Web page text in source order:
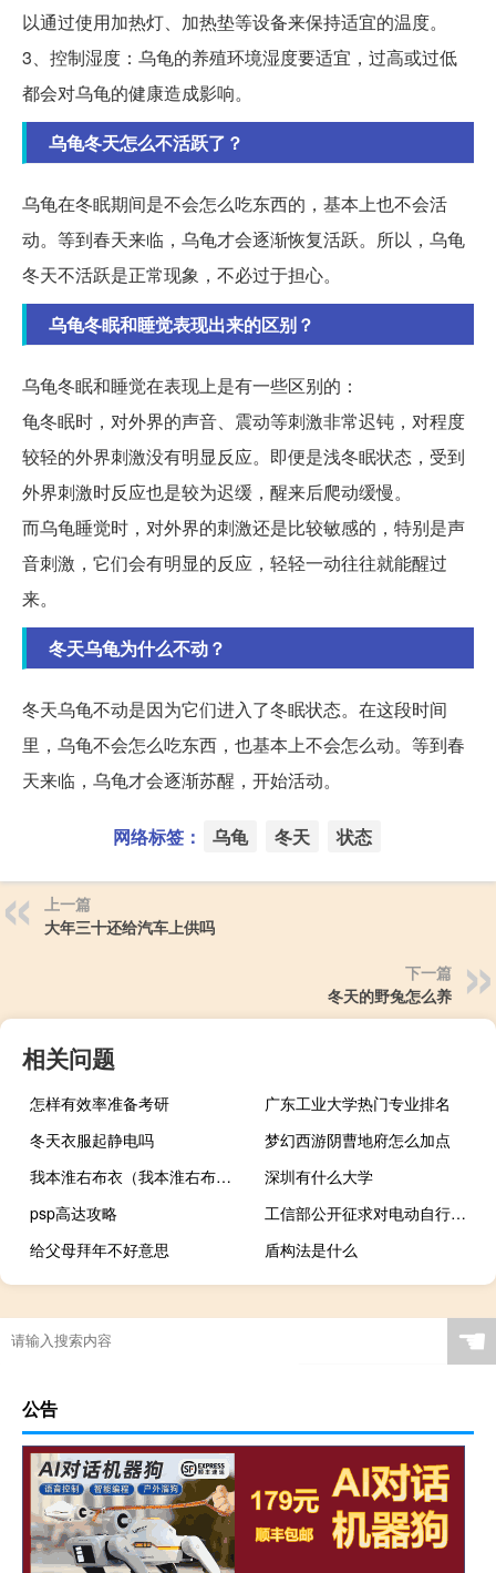
以通过使用加热灯、加热垫等设备来保持适宜的温度。
3、控制湿度：乌龟的养殖环境湿度要适宜，过高或过低
都会对乌龟的健康造成影响。
乌龟冬天怎么不活跃了？
乌龟在冬眠期间是不会怎么吃东西的，基本上也不会活
动。等到春天来临，乌龟才会逐渐恢复活跃。所以，乌龟
冬天不活跃是正常现象，不必过于担心。
乌龟冬眠和睡觉表现出来的区别？
乌龟冬眠和睡觉在表现上是有一些区别的：
龟冬眠时，对外界的声音、震动等刺激非常迟钝，对程度
较轻的外界刺激没有明显反应。即便是浅冬眠状态，受到
外界刺激时反应也是较为迟缓，醒来后爬动缓慢。
而乌龟睡觉时，对外界的刺激还是比较敏感的，特别是声
音刺激，它们会有明显的反应，轻轻一动往往就能醒过
来。
冬天乌龟为什么不动？
冬天乌龟不动是因为它们进入了冬眠状态。在这段时间
里，乌龟不会怎么吃东西，也基本上不会怎么动。等到春
天来临，乌龟才会逐渐苏醒，开始活动。
网络标签： 乌龟 冬天 状态
上一篇
大年三十还给汽车上供吗
下一篇
冬天的野兔怎么养
相关问题
怎样有效率准备考研
广东工业大学热门专业排名
冬天衣服起静电吗
梦幻西游阴曹地府怎么加点
我本淮右布衣（我本淮右布衣天下于我何加）
深圳有什么大学
psp高达攻略
工信部公开征求对电动自行车行业规范条件及公告管理办法（征求意见稿）的意见
给父母拜年不好意思
盾构法是什么
☚
公告